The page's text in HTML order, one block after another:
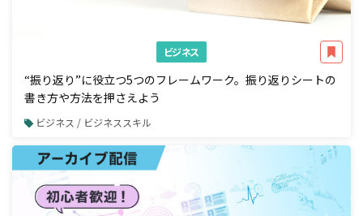
ビジネス
“振り返り”に役立つ5つのフレームワーク。振り返りシートの
書き方や方法を押さえよう
ビジネス / ビジネススキル